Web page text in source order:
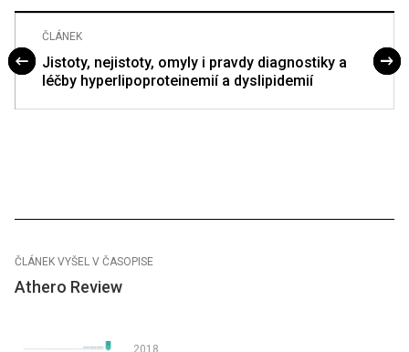
ČLÁNEK
Jistoty, nejistoty, omyly i pravdy diagnostiky a
léčby hyperlipoproteinemií a dyslipidemií
ČLÁNEK VYŠEL V ČASOPISE
Athero Review
2018